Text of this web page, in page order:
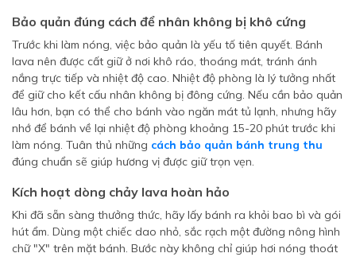
Bảo quản đúng cách để nhân không bị khô cứng
Trước khi làm nóng, việc bảo quản là yếu tố tiên quyết. Bánh
lava nên được cất giữ ở nơi khô ráo, thoáng mát, tránh ánh
nắng trực tiếp và nhiệt độ cao. Nhiệt độ phòng là lý tưởng nhất
để giữ cho kết cấu nhân không bị đông cứng. Nếu cần bảo quản
lâu hơn, bạn có thể cho bánh vào ngăn mát tủ lạnh, nhưng hãy
nhớ để bánh về lại nhiệt độ phòng khoảng 15-20 phút trước khi
làm nóng. Tuân thủ những cách bảo quản bánh trung thu
đúng chuẩn sẽ giúp hương vị được giữ trọn vẹn.
Kích hoạt dòng chảy lava hoàn hảo
Khi đã sẵn sàng thưởng thức, hãy lấy bánh ra khỏi bao bì và gói
hút ẩm. Dùng một chiếc dao nhỏ, sắc rạch một đường nông hình
chữ "X" trên mặt bánh. Bước này không chỉ giúp hơi nóng thoát